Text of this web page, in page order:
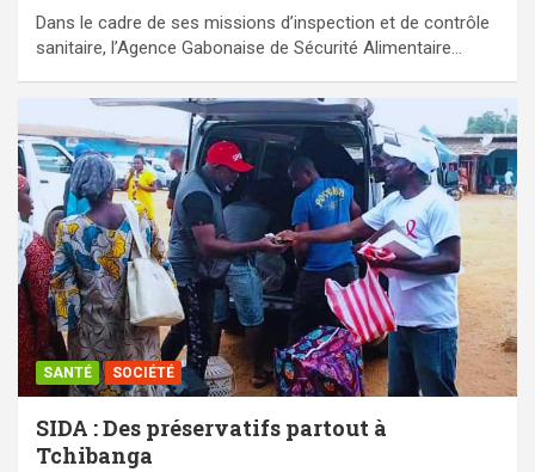
Dans le cadre de ses missions d’inspection et de contrôle
sanitaire, l’Agence Gabonaise de Sécurité Alimentaire…
SANTÉ SOCIÉTÉ
SIDA : Des préservatifs partout à
Tchibanga